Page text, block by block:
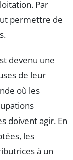
Par
permettre de
devenu une
de leur
où les
doivent agir. En
les
à un